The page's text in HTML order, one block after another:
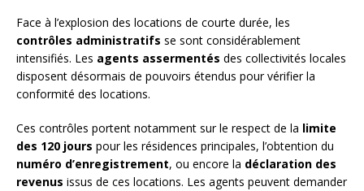
Face à l’explosion des locations de courte durée, les
contrôles administratifs se sont considérablement
intensifiés. Les agents assermentés des collectivités locales
disposent désormais de pouvoirs étendus pour vérifier la
conformité des locations.
Ces contrôles portent notamment sur le respect de la limite
des 120 jours pour les résidences principales, l’obtention du
numéro d’enregistrement, ou encore la déclaration des
revenus issus de ces locations. Les agents peuvent demander